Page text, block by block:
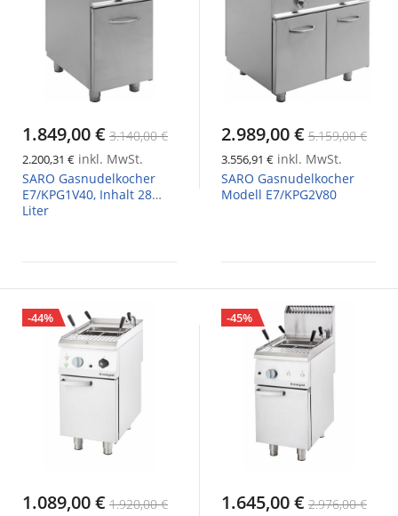
1.849,00 € 3.140,00 €
2.200,31 € inkl. MwSt.
SARO Gasnudelkocher
E7/KPG1V40, Inhalt 28
Liter
2.989,00 € 5.159,00 €
3.556,91 € inkl. MwSt.
SARO Gasnudelkocher
Modell E7/KPG2V80
-44%
1.089,00 € 1.920,00 €
-45%
1.645,00 € 2.976,00 €